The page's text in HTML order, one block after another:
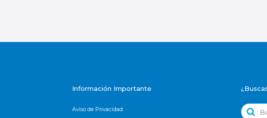
Información Importante
Aviso de Privacidad